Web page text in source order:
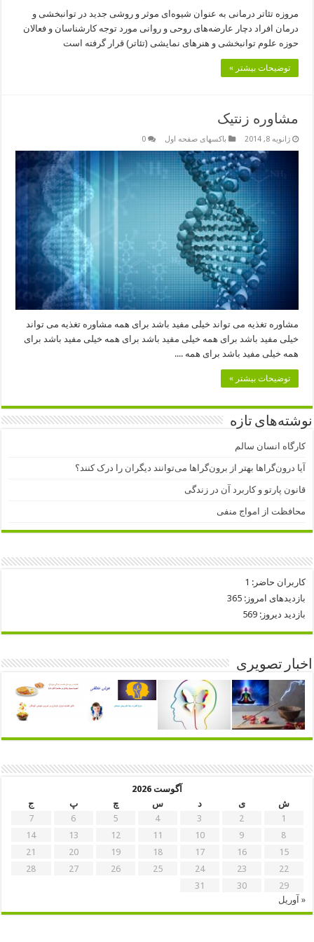
مروزه تئاتر درمانی به عنوان شیوه‌ای موثر و روشی جدید در توانبخشی و
درمان افراد دچار عارضه‌های روحی و روانی مورد توجه کارشناسان و فعالان
حوزه علوم توانبخشی و هنرهای نمایشی (تئاتر) قرار گرفته است
توضیحات بیشتر »
مشاوره زنتیک
ژانویه 8, 2014 باکسهای صفحه اول 0
مشاوره تغذیه می تواند خیلی مفید باشد برای همه مشاوره تغذیه می تواند
خیلی مفید باشد برای همه خیلی مفید باشد برای همه خیلی مفید باشد برای
همه خیلی مفید باشد برای همه ....
توضیحات بیشتر »
نوشته‌های تازه
کارگاه انسان سالم
آیا درون‌گراها بهتر از برون‌گراها می‌توانند دیگران را درک کنند؟
قانون پارتو و کاربرد آن در زندگی
محافظت از امواج منفی
کاربران حاضر: 1
بازدیدهای امروز:365
بازدید دیروز:569
اخبار تصویری
آگوست 2026
ش
ی د س چ پ
ج
1
2
3
4
5
6
7
8
9
10
11
12
13
14
15
16
17
18
19
20
21
22
23
24
25
26
27
28
29
30
31
« آوریل